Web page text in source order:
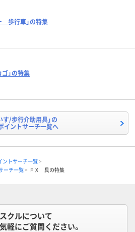
歩行車」の特集
」の特集
す/歩行介助用具」の
イントサーチ一覧へ
ントサーチ一覧
ーチ一覧
ＦＸ 具の特集
クルについて
軽にご質問ください。